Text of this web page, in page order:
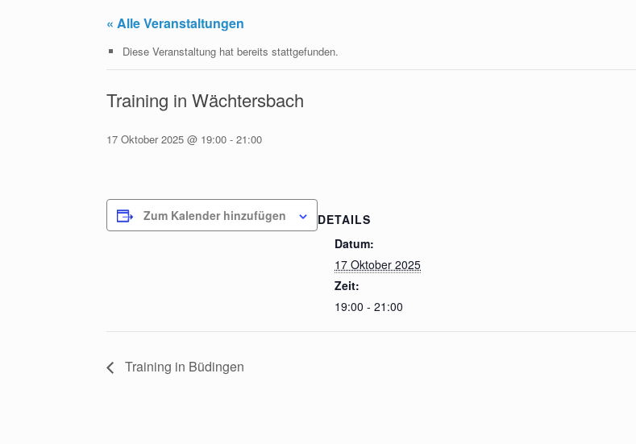
« Alle Veranstaltungen
Diese Veranstaltung hat bereits stattgefunden.
Training in Wächtersbach
17 Oktober 2025 @ 19:00 - 21:00
Zum Kalender hinzufügen
DETAILS
Datum:
17 Oktober 2025
Zeit:
19:00 - 21:00
Training in Büdingen